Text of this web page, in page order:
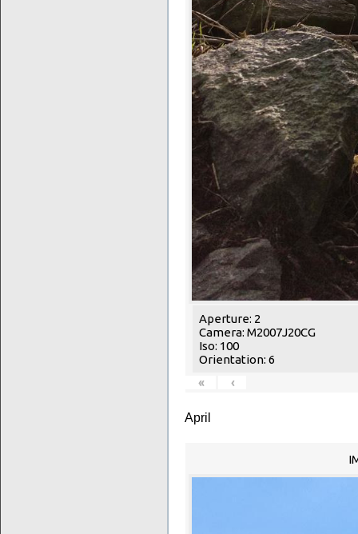
Aperture: 2
Camera: M2007J20CG
Iso: 100
Orientation: 6
«
‹
April